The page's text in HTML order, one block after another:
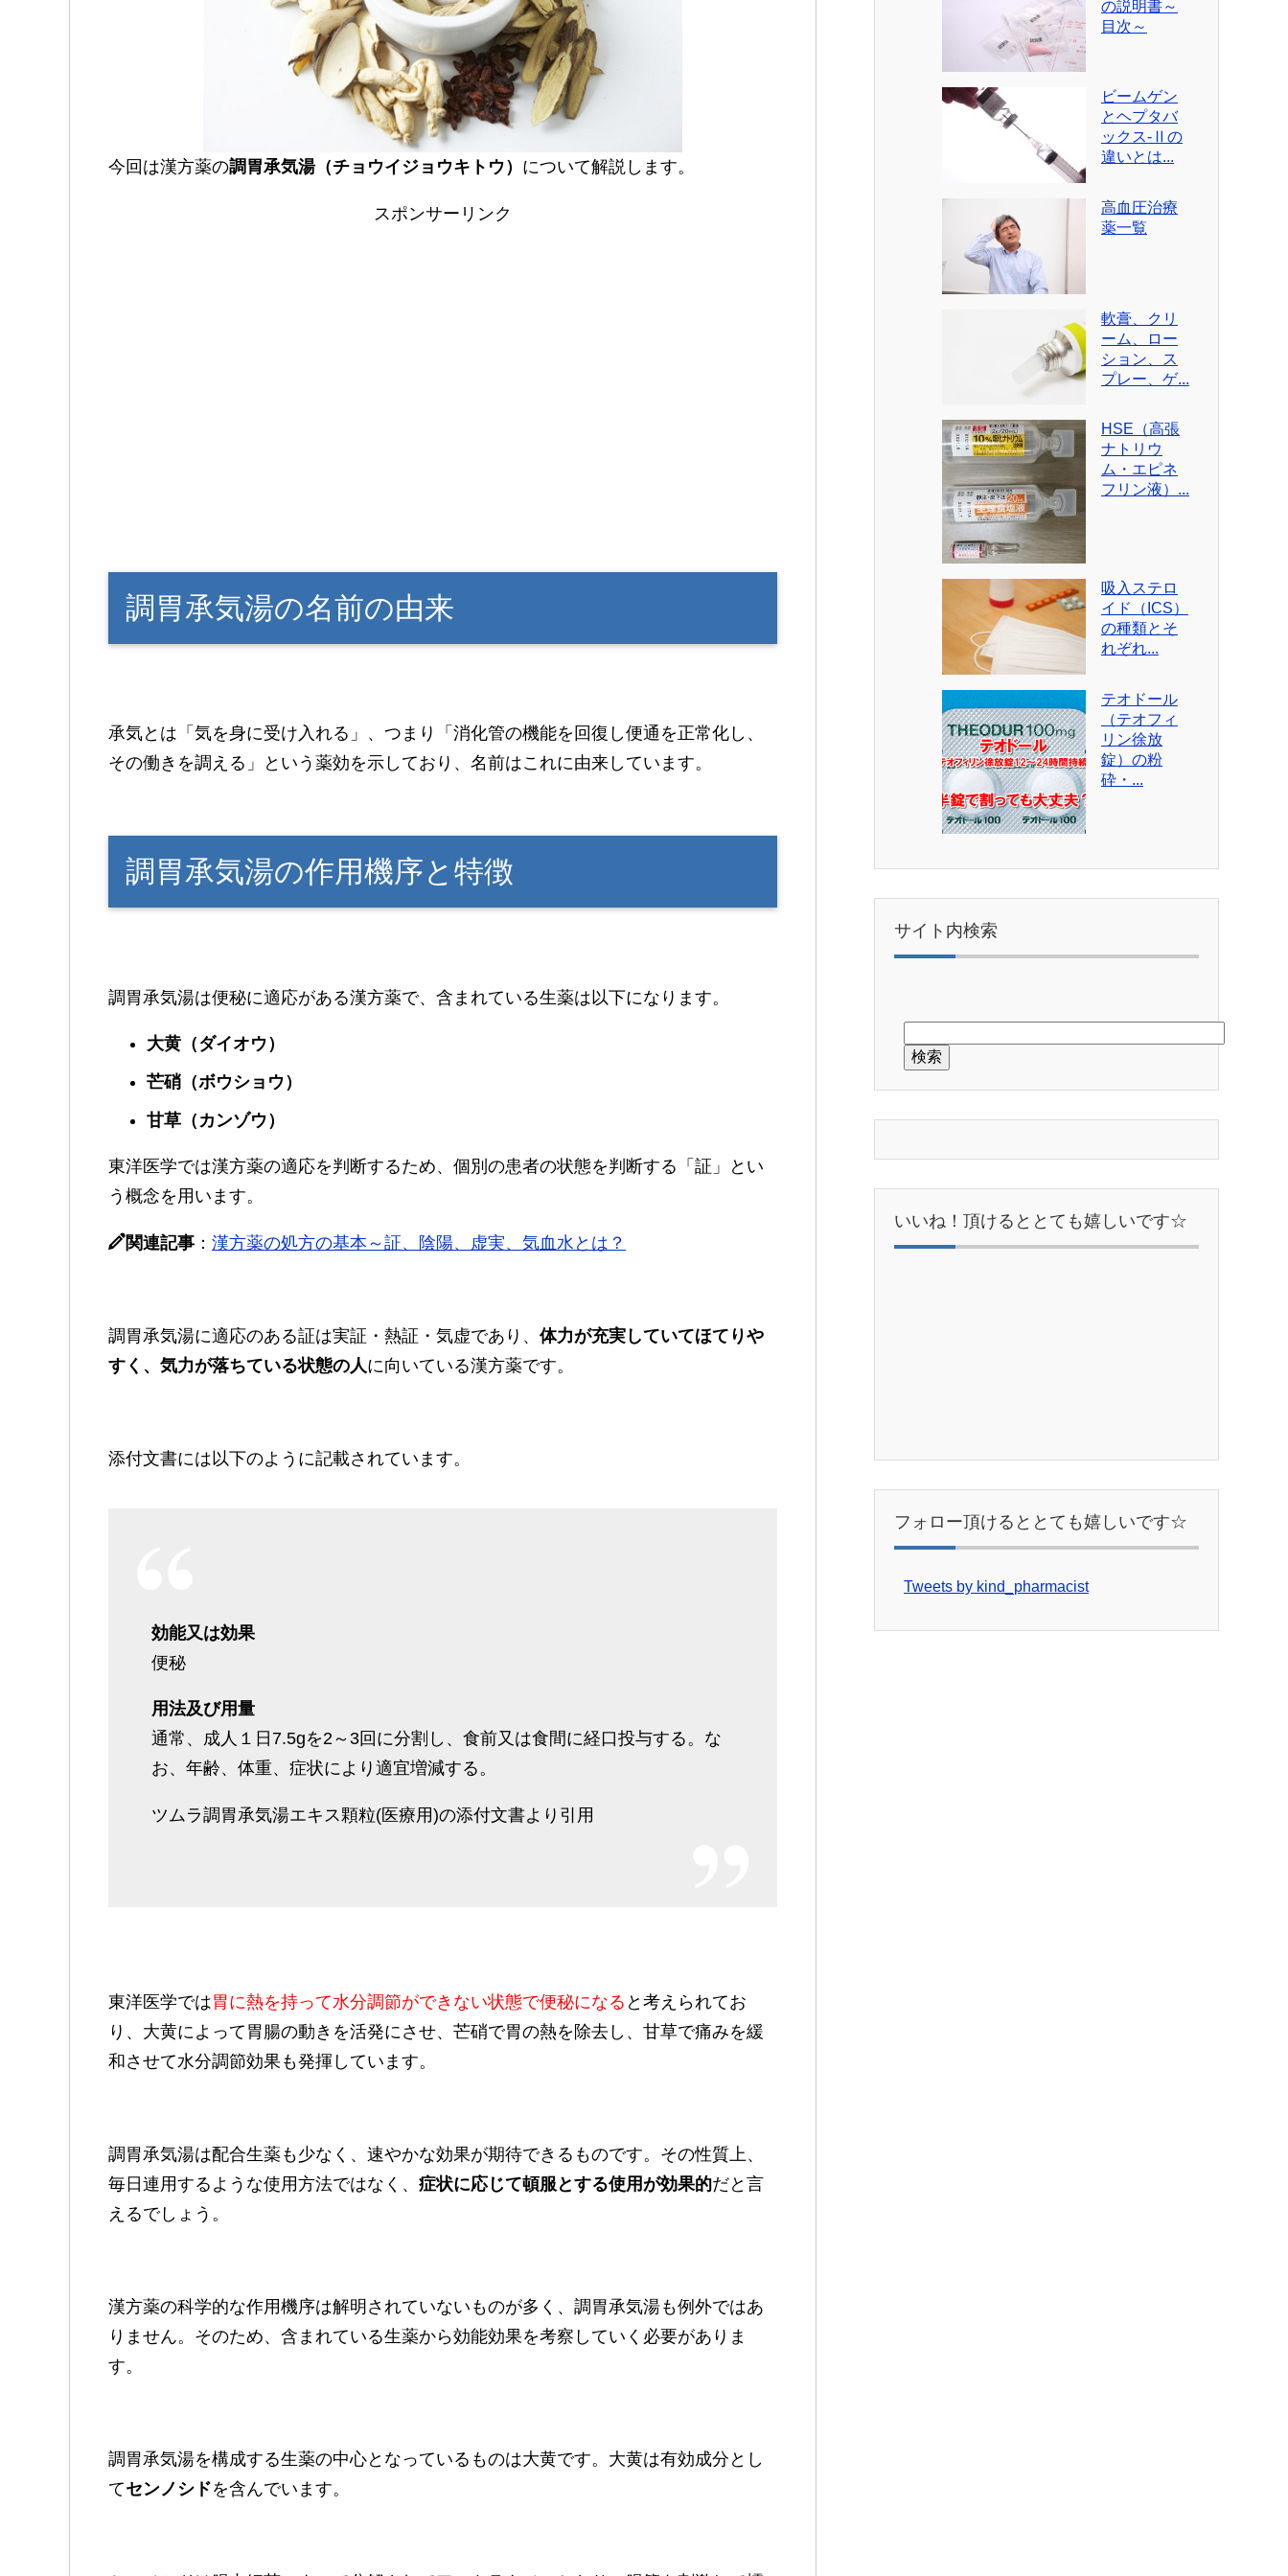
今回は漢方薬の調胃承気湯（チョウイジョウキトウ） について解説します。
スポンサーリンク
調胃承気湯の名前の由来
承気とは「気を身に受け入れる」、つまり「消化管の機能を回復し便通を正常化し、
その働きを調える」という薬効を示しており、名前はこれに由来しています。
調胃承気湯の作用機序と特徴
調胃承気湯は便秘に適応がある漢方薬で、含まれている生薬は以下になります。
大黄（ダイオウ）
芒硝（ボウショウ）
甘草（カンゾウ）
東洋医学では漢方薬の適応を判断するため、個別の患者の状態を判断する「証」とい
う概念を用います。
関連記事 ： 漢方薬の処方の基本～証、陰陽、虚実、気血水とは？
調胃承気湯に適応のある証は実証・熱証・気虚であり、 体力が充実していてほてりや
すく、気力が落ちている状態の人に向いている漢方薬です。
添付文書には以下のように記載されています。
効能又は効果
便秘
用法及び用量
通常、成人１日7.5gを2～3回に分割し、食前又は食間に経口投与する。な
お、年齢、体重、症状により適宜増減する。
ツムラ調胃承気湯エキス顆粒(医療用)の添付文書より引用
東洋医学では胃に熱を持って水分調節ができない状態で便秘になる と考えられてお
り、大黄によって胃腸の動きを活発にさせ、芒硝で胃の熱を除去し、甘草で痛みを緩
和させて水分調節効果も発揮しています。
調胃承気湯は配合生薬も少なく、速やかな効果が期待できるものです。その性質上、
毎日連用するような使用方法ではなく、 症状に応じて頓服とする使用が効果的だと言
えるでしょう。
漢方薬の科学的な作用機序は解明されていないものが多く、調胃承気湯も例外ではあ
りません。そのため、含まれている生薬から効能効果を考察していく必要がありま
す。
調胃承気湯を構成する生薬の中心となっているものは大黄です。大黄は有効成分とし
てセンノシドを含んでいます。
の説明書～
目次～
ビームゲン
とヘプタバ
ックス-Ⅱの
違いとは...
高血圧治療
薬一覧
軟膏、クリ
ーム、ロー
ション、ス
プレー、ゲ...
HSE（高張
ナトリウ
ム・エピネ
フリン液）...
吸入ステロ
イド（ICS）
の種類とそ
れぞれ...
テオドール
（テオフィ
リン徐放
錠）の粉
砕・...
サイト内検索
いいね！頂けるととても嬉しいです☆
フォロー頂けるととても嬉しいです☆
Tweets by kind_pharmacist